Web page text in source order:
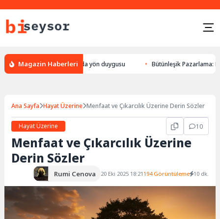
Magazin Haberleri
hayvanlarda yön duygusu Bütünleşik Pazarlama:
Ana Sayfa Hayat Üzerine Menfaat ve Çıkarcılık Üzerine Derin Sözler
Hayat Üzerine 10
Menfaat ve Çıkarcılık Üzerine
Derin Sözler
Rumi Cenova 20 Eki 2025 18:21 194 Görüntüleme 10 dk.